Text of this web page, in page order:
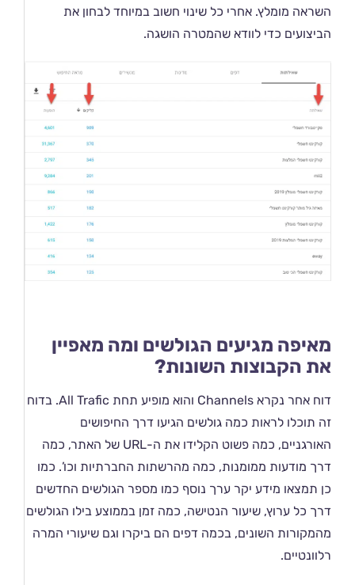
השראה מומלץ. אחרי כל שינוי חשוב במיוחד לבחון את
הביצועים כדי לוודא שהמטרה הושגה.
מאיפה מגיעים הגולשים ומה מאפיין
את הקבוצות השונות?
דוח אחר נקרא Channels והוא מופיע תחת All Trafic. בדוח
זה תוכלו לראות כמה גולשים הגיעו דרך החיפושים
האורגניים, כמה פשוט הקלידו את ה-URL של האתר, כמה
דרך מודעות ממומנות, כמה מהרשתות החברתיות וכו’. כמו
כן תמצאו מידע יקר ערך נוסף כמו מספר הגולשים החדשים
דרך כל ערוץ, שיעור הנטישה, כמה זמן בממוצע בילו הגולשים
מהמקורות השונים, בכמה דפים הם ביקרו וגם שיעורי המרה
רלוונטיים.